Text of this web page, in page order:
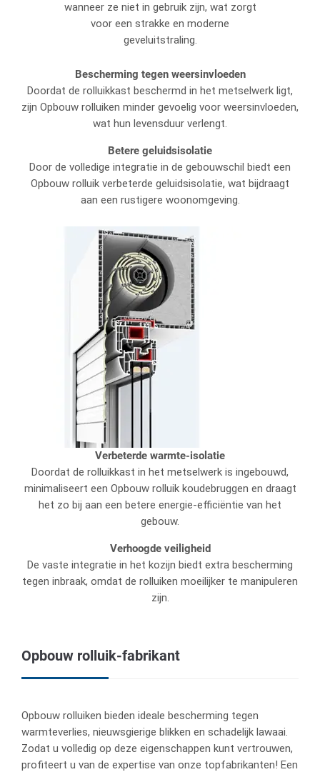
wanneer ze niet in gebruik zijn, wat zorgt
voor een strakke en moderne
geveluitstraling.
Bescherming tegen weersinvloeden
Doordat de rolluikkast beschermd in het metselwerk ligt,
zijn Opbouw rolluiken minder gevoelig voor weersinvloeden,
wat hun levensduur verlengt.
Betere geluidsisolatie
Door de volledige integratie in de gebouwschil biedt een
Opbouw rolluik verbeterde geluidsisolatie, wat bijdraagt
aan een rustigere woonomgeving.
Verbeterde warmte-isolatie
Doordat de rolluikkast in het metselwerk is ingebouwd,
minimaliseert een Opbouw rolluik koudebruggen en draagt
het zo bij aan een betere energie-efficiëntie van het
gebouw.
Verhoogde veiligheid
De vaste integratie in het kozijn biedt extra bescherming
tegen inbraak, omdat de rolluiken moeilijker te manipuleren
zijn.
Opbouw rolluik-fabrikant
Opbouw rolluiken bieden ideale bescherming tegen
warmteverlies, nieuwsgierige blikken en schadelijk lawaai.
Zodat u volledig op deze eigenschappen kunt vertrouwen,
profiteert u van de expertise van onze topfabrikanten! Een